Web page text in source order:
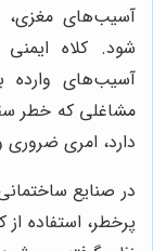
آسیب‌های
شود. کلاه
آسیب‌های وارده
مشاغلی که خطر
دارد، امری
در صنایع
پرخطر، استفاده